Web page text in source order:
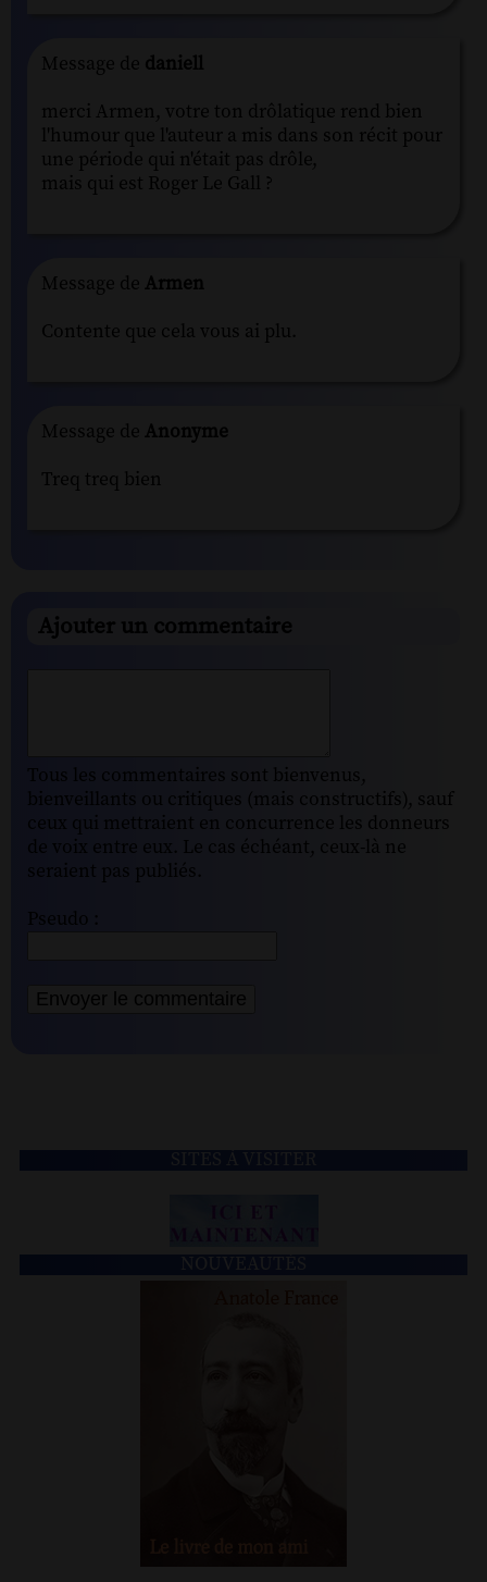
Message de daniell
merci Armen, votre ton drôlatique rend bien
l'humour que l'auteur a mis dans son récit pour
une période qui n'était pas drôle,
mais qui est Roger Le Gall ?
Message de Armen
Contente que cela vous ai plu.
Message de Anonyme
Treq treq bien
Ajouter un commentaire
Tous les commentaires sont bienvenus,
bienveillants ou critiques (mais constructifs), sauf
ceux qui mettraient en concurrence les donneurs
de voix entre eux. Le cas échéant, ceux-là ne
seraient pas publiés.
Pseudo :